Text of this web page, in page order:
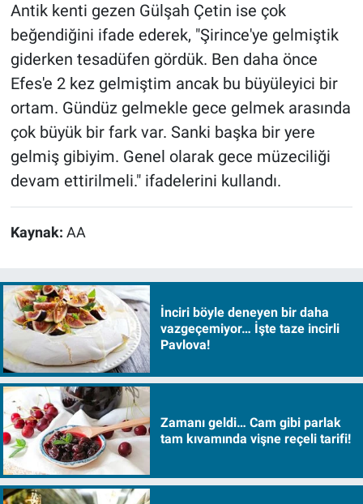
Antik kenti gezen Gülşah Çetin ise çok
beğendiğini ifade ederek, "Şirince'ye gelmiştik
giderken tesadüfen gördük. Ben daha önce
Efes'e 2 kez gelmiştim ancak bu büyüleyici bir
ortam. Gündüz gelmekle gece gelmek arasında
çok büyük bir fark var. Sanki başka bir yere
gelmiş gibiyim. Genel olarak gece müzeciliği
devam ettirilmeli." ifadelerini kullandı.
Kaynak: AA
İnciri böyle deneyen bir daha
vazgeçemiyor… İşte taze incirli
Pavlova!
Zamanı geldi… Cam gibi parlak
tam kıvamında vişne reçeli tarifi!